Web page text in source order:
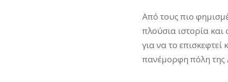
Από τους πιο
πλούσια ιστορία
για να το
πανέμορφη πόλη της